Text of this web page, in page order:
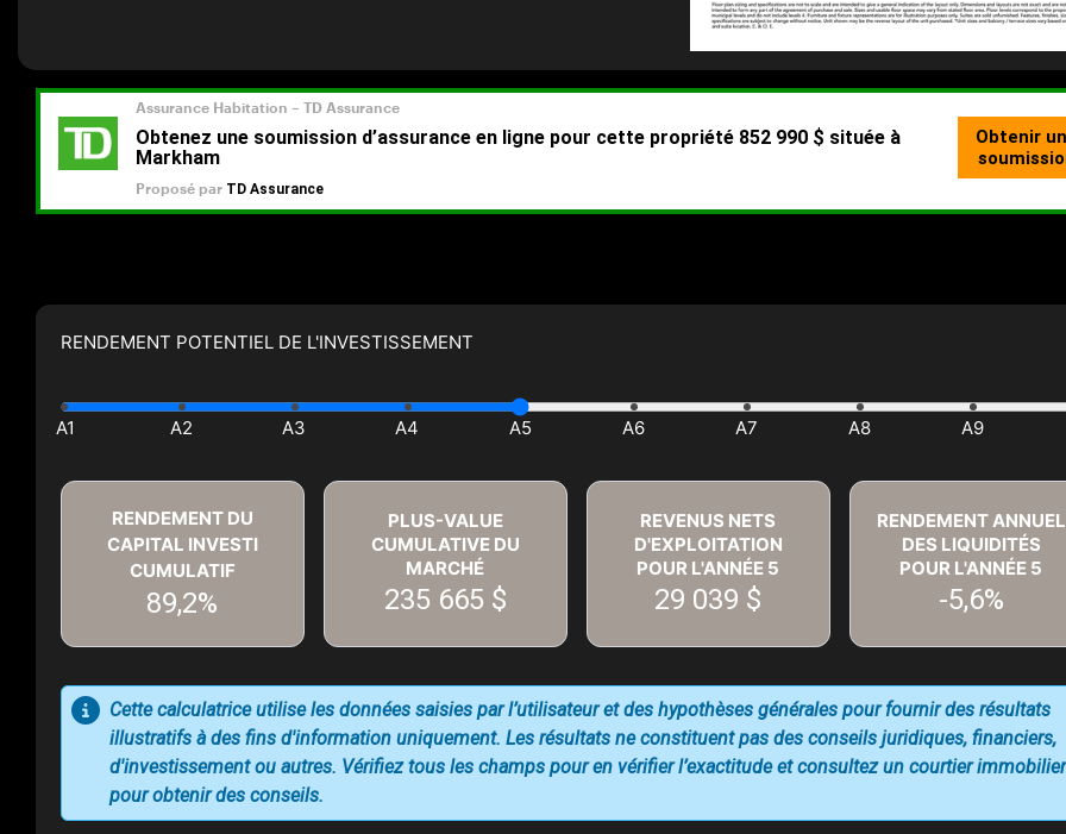
RENDEMENT POTENTIEL DE L'INVESTISSEMENT
RENDEMENT DU
CAPITAL INVESTI
CUMULATIF
89,2%
PLUS-VALUE
CUMULATIVE DU
MARCHÉ
235 665 $
REVENUS NETS
D'EXPLOITATION
POUR L'ANNÉE 5
29 039 $
RENDEMENT ANNUEL
DES LIQUIDITÉS
POUR L'ANNÉE 5
-5,6%
Cette calculatrice utilise les données saisies par l’utilisateur et des hypothèses générales pour fournir des résultats
illustratifs à des fins d'information uniquement. Les résultats ne constituent pas des conseils juridiques, financiers,
d'investissement ou autres. Vérifiez tous les champs pour en vérifier l’exactitude et consultez un courtier immobilier
pour obtenir des conseils.